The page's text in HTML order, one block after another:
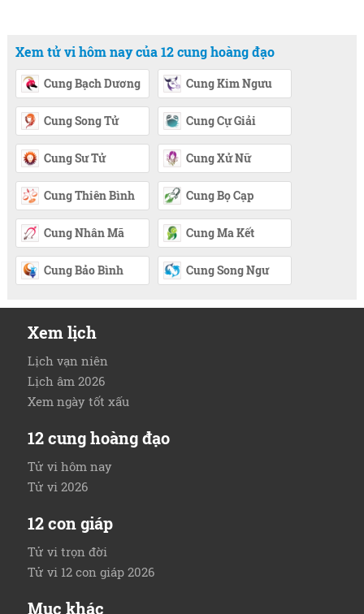
Xem tử vi hôm nay của 12 cung hoàng đạo
Cung Bạch Dương Cung Kim Ngưu
Cung Song Tử Cung Cự Giải
Cung Sư Tử Cung Xử Nữ
Cung Thiên Bình Cung Bọ Cạp
Cung Nhân Mã Cung Ma Kết
Cung Bảo Bình Cung Song Ngư
Xem lịch
Lịch vạn niên
Lịch âm 2026
Xem ngày tốt xấu
12 cung hoàng đạo
Tử vi hôm nay
Tử vi 2026
12 con giáp
Tử vi trọn đời
Tử vi 12 con giáp 2026
Mục khác